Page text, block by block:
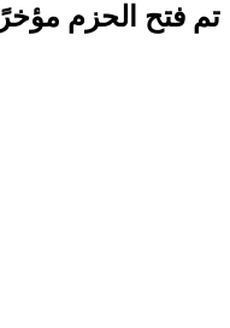
تم فتح الحزم مؤخرًا